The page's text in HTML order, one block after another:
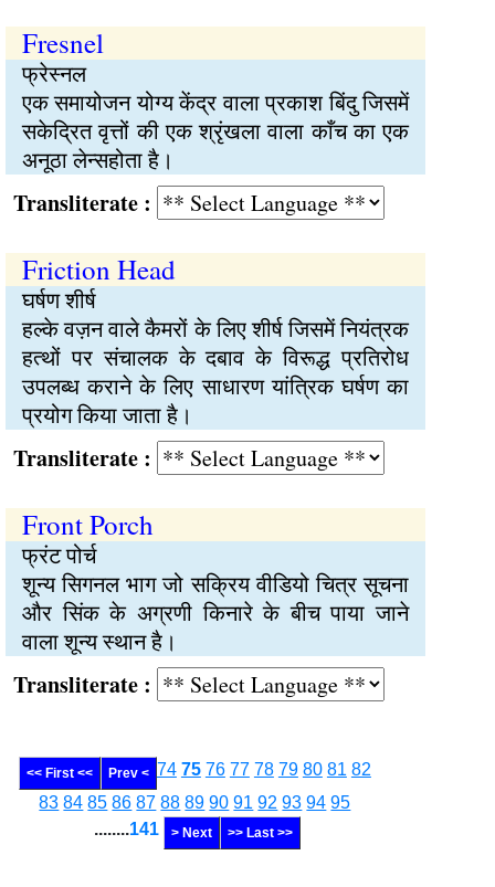
Fresnel
फ्रेस्नल
एक समायोजन योग्य केंद्र वाला प्रकाश बिंदु जिसमें
सकेद्रित वृत्तों की एक श्रृंखला वाला काँच का एक
अनूठा लेन्सहोता है।
:
Friction Head
घर्षण शीर्ष
हल्के वज़न वाले कैमरों के लिए शीर्ष जिसमें नियंत्रक
हत्थों पर संचालक के दबाव के विरूद्ध प्रतिरोध
उपलब्ध कराने के लिए साधारण यांत्रिक घर्षण का
प्रयोग किया जाता है।
:
Front Porch
फ्रंट पोर्च
शून्य सिगनल भाग जो सक्रिय वीडियो चित्र सूचना
और सिंक के अग्रणी किनारे के बीच पाया जाने
वाला शून्य स्थान है।
:
<< First << Prev < 74 75 76 77 78 79 80 81 82
83 84 85 86 87 88 89 90 91 92 93 94 95
........141 > Next >> Last >>